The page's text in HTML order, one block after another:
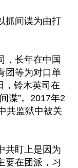
抓间谍为由打
，长年在中国
团等为对口单
，铃木英司在
谍”。2017年2
共监狱中被关
共盯上是因为
要在团派，习